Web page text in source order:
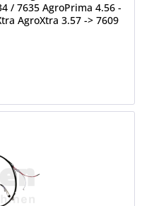
/ 7635 AgroPrima 4.56 -
AgroXtra 3.57 -> 7609